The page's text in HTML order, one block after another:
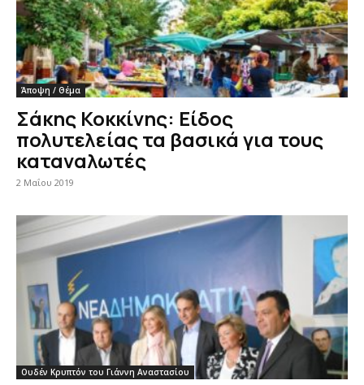
Άποψη / Θέμα
Σάκης Κοκκίνης: Είδος
πολυτελείας τα βασικά για τους
καταναλωτές
2 Μαΐου 2019
Ουδέν Κρυπτόν του Γιάννη Αναστασίου